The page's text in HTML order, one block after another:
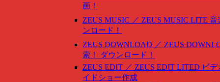
画！
ZEUS MUSIC ／ ZEUS MUSIC LITE 音
ンロード！
ZEUS DOWNLOAD ／ ZEUS
索！ ダウンロード！
ZEUS EDIT ／ ZEUS EDIT LITED ビ
イドショー作成